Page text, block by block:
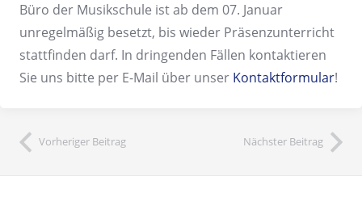
Büro der Musikschule ist ab dem 07. Januar
unregelmäßig besetzt, bis wieder Präsenzunterricht
stattfinden darf. In dringenden Fällen kontaktieren
Sie uns bitte per E-Mail über unser Kontaktformular!
Vorheriger Beitrag Nächster Beitrag